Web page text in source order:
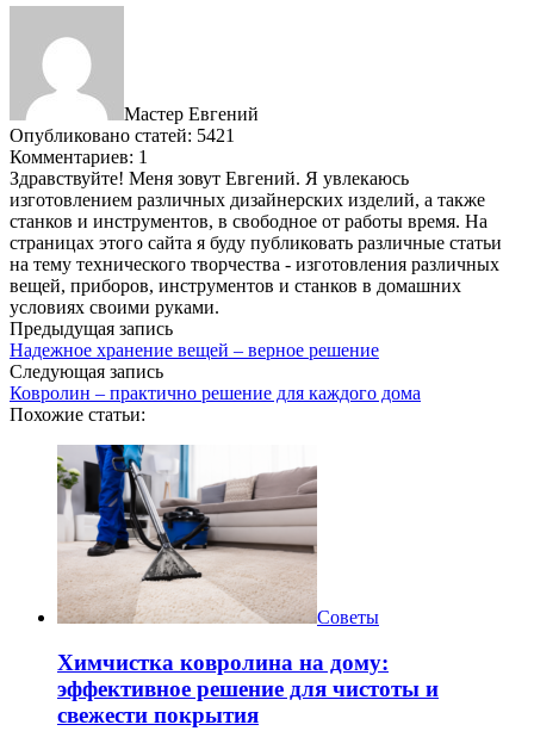
Мастер Евгений
Опубликовано статей: 5421
Комментариев: 1
Здравствуйте! Меня зовут Евгений. Я увлекаюсь
изготовлением различных дизайнерских изделий, а также
станков и инструментов, в свободное от работы время. На
страницах этого сайта я буду публиковать различные статьи
на тему технического творчества - изготовления различных
вещей, приборов, инструментов и станков в домашних
условиях своими руками.
Предыдущая запись
Надежное хранение вещей – верное решение
Следующая запись
Ковролин – практично решение для каждого дома
Похожие статьи:
Советы
Химчистка ковролина на дому:
эффективное решение для чистоты и
свежести покрытия